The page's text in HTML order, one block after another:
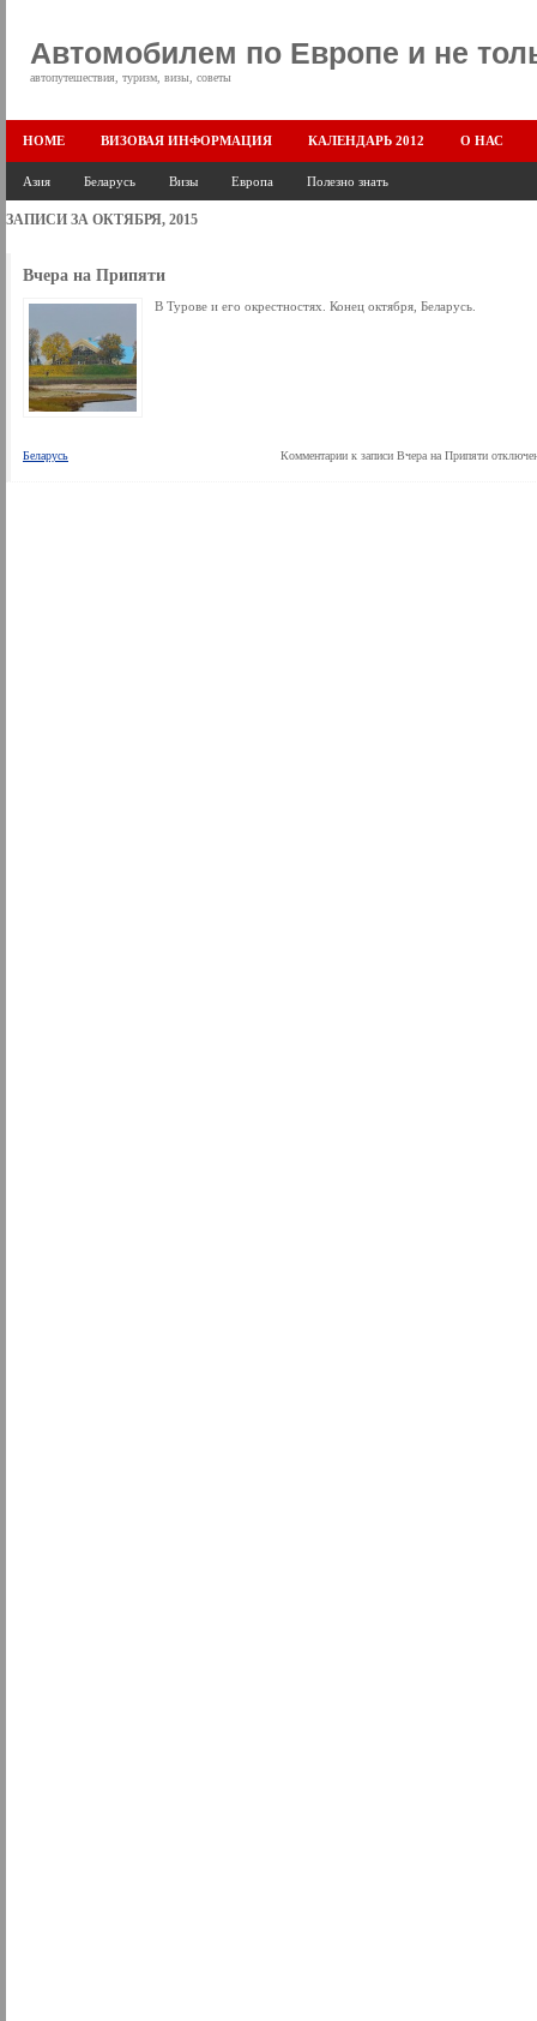
Автомобилем по Европе и не
автопутешествия, туризм, визы, советы
HOME ВИЗОВАЯ ИНФОРМАЦИЯ КАЛЕНДАРЬ 2012 О НАС
Азия Беларусь Визы Европа Полезно знать
ЗАПИСИ ЗА ОКТЯБРЯ, 2015
Вчера на Припяти
В Турове и его окрестностях. Конец октября, Беларусь.
Беларусь Комментарии к записи Вчера на Припяти